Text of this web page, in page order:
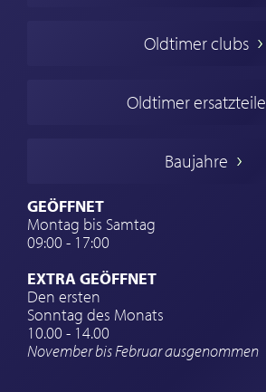
Englische Oldtimer
Deutsche Oldtimer
Schwedische Oldtimer
Oldtimer mit h-kennzeichen
Auto Oldtimer Markt
Oldtimer-Versicherung
Oldtimer-Clubs
Oldtimer-Reisen
Oldtimer clubs
Oldtimer ersatzteile
Baujahre
GEÖFFNET
Montag bis Samtag
09:00 - 17:00
EXTRA GEÖFFNET
Den ersten
Sonntag des Monats
10.00 - 14.00
November bis Februar ausgenommen